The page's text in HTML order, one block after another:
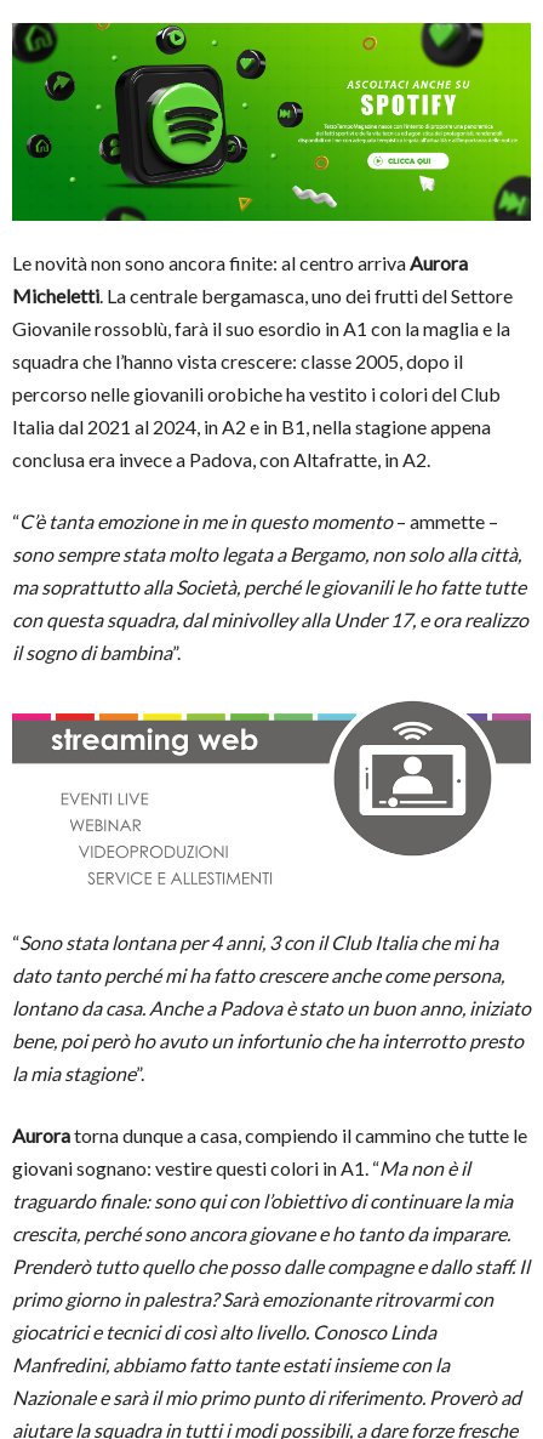
Le novità non sono ancora finite: al centro arrivaAurora
Micheletti. La centrale bergamasca, uno dei frutti del Settore
Giovanile rossoblù, farà il suo esordio in A1 con la maglia e la
squadra che l’hanno vista crescere: classe 2005, dopo il
percorso nelle giovanili orobiche ha vestito i colori del Club
Italia dal 2021 al 2024, in A2 e in B1, nella stagione appena
conclusa era invece a Padova, con Altafratte, in A2.
“C’è tanta emozione in me in questo momento– ammette –
sono sempre stata molto legata a Bergamo, non solo alla città,
ma soprattutto alla Società, perché le giovanili le ho fatte tutte
con questa squadra, dal minivolley alla Under 17, e ora realizzo
il sogno di bambina”.
“Sono stata lontana per 4 anni, 3 con il Club Italia che mi ha
dato tanto perché mi ha fatto crescere anche come persona,
lontano da casa. Anche a Padova è stato un buon anno, iniziato
bene, poi però ho avuto un infortunio che ha interrotto presto
la mia stagione”.
Auroratorna dunque a casa, compiendo il cammino che tutte le
giovani sognano: vestire questi colori in A1. “Ma non è il
traguardo finale: sono qui con l’obiettivo di continuare la mia
crescita, perché sono ancora giovane e ho tanto da imparare.
Prenderò tutto quello che posso dalle compagne e dallo staff. Il
primo giorno in palestra? Sarà emozionante ritrovarmi con
giocatrici e tecnici di così alto livello. Conosco Linda
Manfredini, abbiamo fatto tante estati insieme con la
Nazionale e sarà il mio primo punto di riferimento. Proverò ad
aiutare la squadra in tutti i modi possibili, a dare forze fresche